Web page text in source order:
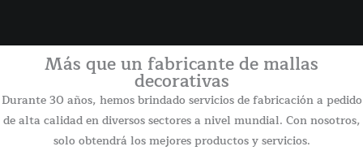
Más que un fabricante de mallas
decorativas
Durante 30 años, hemos brindado servicios de fabricación a pedido
de alta calidad en diversos sectores a nivel mundial. Con nosotros,
solo obtendrá los mejores productos y servicios.